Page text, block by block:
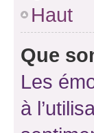
Haut
Que
Les
à